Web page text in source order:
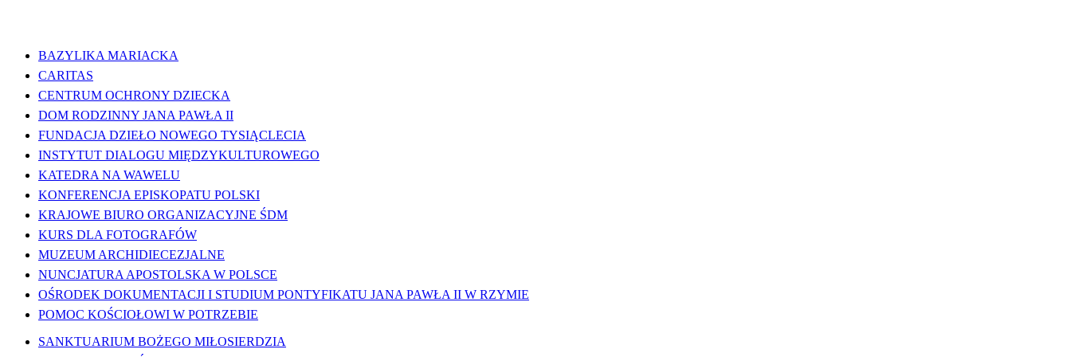
BAZYLIKA MARIACKA
CARITAS
CENTRUM OCHRONY DZIECKA
DOM RODZINNY JANA PAWŁA II
FUNDACJA DZIEŁO NOWEGO TYSIĄCLECIA
INSTYTUT DIALOGU MIĘDZYKULTUROWEGO
KATEDRA NA WAWELU
KONFERENCJA EPISKOPATU POLSKI
KRAJOWE BIURO ORGANIZACYJNE ŚDM
KURS DLA FOTOGRAFÓW
MUZEUM ARCHIDIECEZJALNE
NUNCJATURA APOSTOLSKA W POLSCE
OŚRODEK DOKUMENTACJI I STUDIUM PONTYFIKATU JANA PAWŁA II W RZYMIE
POMOC KOŚCIOŁOWI W POTRZEBIE
SANKTUARIUM BOŻEGO MIŁOSIERDZIA